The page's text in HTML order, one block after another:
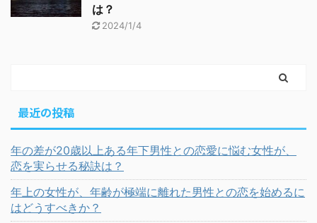
は？
2024/1/4
最近の投稿
年の差が20歳以上ある年下男性との恋愛に悩む女性が、
恋を実らせる秘訣は？
年上の女性が、年齢が極端に離れた男性との恋を始めるに
はどうすべきか？